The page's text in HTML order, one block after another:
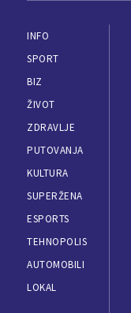
INFO
SPORT
BIZ
ŽIVOT
ZDRAVLJE
PUTOVANJA
KULTURA
SUPERŽENA
ESPORTS
TEHNOPOLIS
AUTOMOBILI
LOKAL